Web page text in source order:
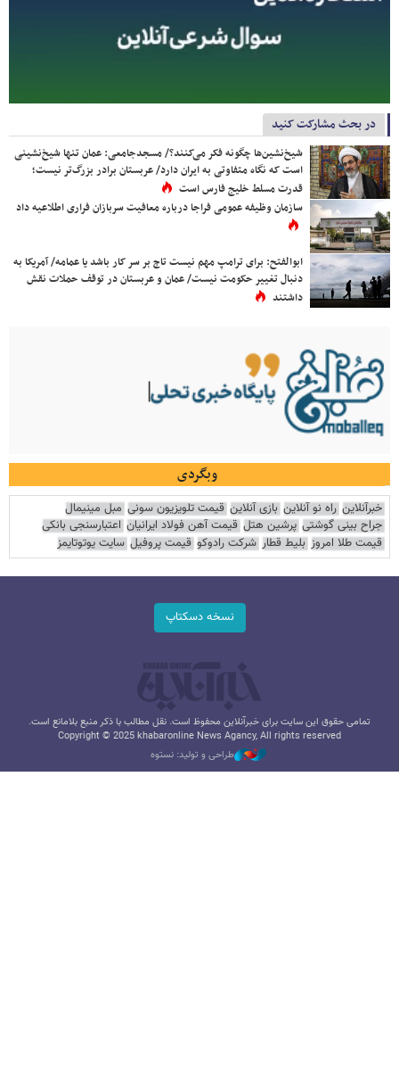
در بحث مشارکت کنید
شیخ‌نشین‌ها چگونه فکر می‌کنند؟/ مسجدجامعی: عمان تنها شیخ‌نشینی
است که نگاه متفاوتی به ایران دارد/ عربستان برادر بزرگ‌تر نیست؛
قدرت مسلط خلیج فارس است
سازمان وظیفه عمومی فراجا درباره معافیت سربازان فراری اطلاعیه داد
ابوالفتح: برای ترامپ مهم نیست تاج بر سر کار باشد یا عمامه/ آمریکا به
دنبال تغییر حکومت نیست/ عمان و عربستان در توقف حملات نقش
داشتند
وبگردی
خبرآنلاین راه نو آنلاین بازی آنلاین قیمت تلویزیون سونی مبل مینیمال
جراح بینی گوشتی پرشین هتل قیمت آهن فولاد ایرانیان اعتبارسنجی بانکی
قیمت طلا امروز بلیط قطار شرکت رادوکو قیمت پروفیل سایت یوتوتایمز
نسخه دسکتاپ
تمامی حقوق این سایت برای خبرآنلاین محفوظ است. نقل مطالب با ذکر منبع بلامانع است.
Copyright © 2025 khabaronline News Agancy, All rights reserved
طراحی و تولید: نستوه